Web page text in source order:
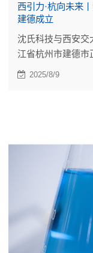
西引力·杭向未来
建德成立
沈氏科技与西安交
江省杭州市建德市
2025/8/9